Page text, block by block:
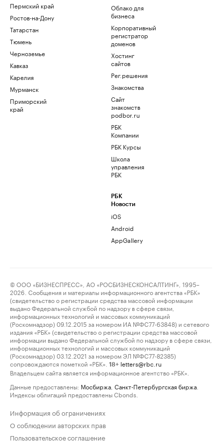
Пермский край
Ростов-на-Дону
Татарстан
Тюмень
Черноземье
Кавказ
Карелия
Мурманск
Приморский
край
Облако для
бизнеса
Корпоративный
регистратор
доменов
Хостинг
сайтов
Рег.решения
Знакомства
Сайт
знакомств
podbor.ru
РБК
Компании
РБК Курсы
Школа
управления
РБК
РБК
Новости
iOS
Android
AppGallery
© ООО «БИЗНЕСПРЕСС», АО «РОСБИЗНЕСКОНСАЛТИНГ», 1995–
2026. Сообщения и материалы информационного агентства «РБК»
(свидетельство о регистрации средства массовой информации
выдано Федеральной службой по надзору в сфере связи,
информационных технологий и массовых коммуникаций
(Роскомнадзор) 09.12.2015 за номером ИА №ФС77-63848) и сетевого
издания «РБК» (свидетельство о регистрации средства массовой
информации выдано Федеральной службой по надзору в сфере связи,
информационных технологий и массовых коммуникаций
(Роскомнадзор) 03.12.2021 за номером ЭЛ №ФС77-82385)
сопровождаются пометкой «РБК».
18+ letters@rbc.ru
Владельцем сайта является информационное агентство «РБК».
Данные предоставлены: Мосбиржа Санкт-Петербургская биржа
Индексы облигаций предоставлены Cbonds.
Информация об ограничениях
О соблюдении авторских прав
Пользовательское соглашение